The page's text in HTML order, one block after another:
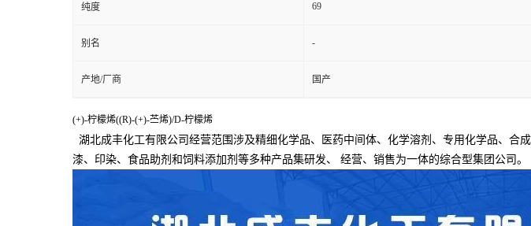
纯度 69
别名 -
产地/厂商 国产
(+)-柠檬烯((R)-(+)-苎烯)/D-柠檬烯
湖北成丰化工有限公司经营范围涉及精细化学品、医药中间体、化学溶剂、专用化学品、
漆、印染、食品助剂和饲料添加剂等多种产品集研发、
经营、销售为一体的综合型集团公司。